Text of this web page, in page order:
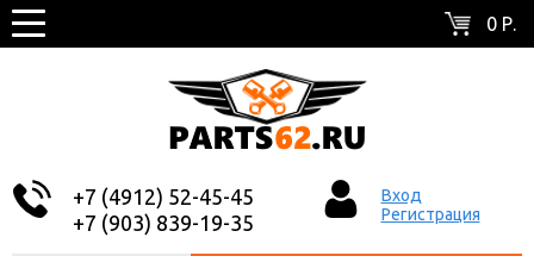
0 Р.
+7 (4912) 52-45-45
+7 (903) 839-19-35
Вход
Регистрация